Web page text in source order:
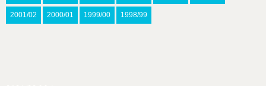
2001/02 2000/01 1999/00 1998/99